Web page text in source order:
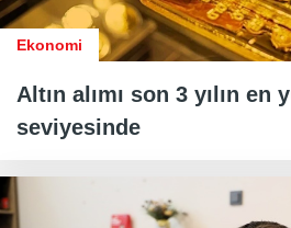
Ekonomi
Altın alımı son 3 yılın en
seviyesinde